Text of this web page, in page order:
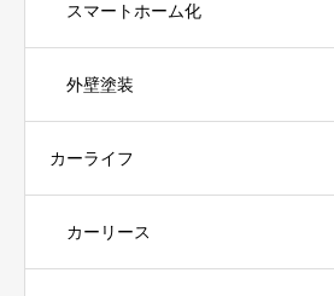
スマートホーム化
外壁塗装
カーライフ
カーリース